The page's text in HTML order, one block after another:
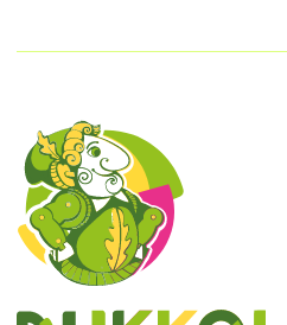
Паста и равиоли
Салаты и закуски
Горячее и супы
Десерты и напитки
Детское